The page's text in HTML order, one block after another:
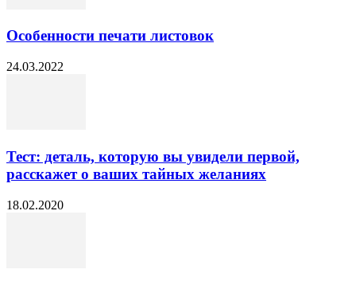
Особенности печати листовок
24.03.2022
Тест: деталь, которую вы увидели первой,
расскажет о ваших тайных желаниях
18.02.2020